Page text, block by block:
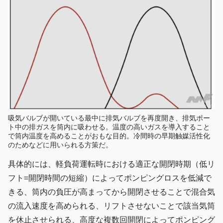
吸気バルブが開いている最中に排気バルブを再度開き、排気ポー
ト中の排ガスを筒内に吸わせる。温度の高いガスを導入すること
で筒内温度を高めることがおもな目的。冷間時の早期触媒活性化
のためなどに用いられる方策だ。
具体的には、軽負荷運転時における適正な開閉時期（低リ
フト=開閉時間の短縮）によってポンピングロスを低減で
きる、筒内の負圧が高まってから開閉させることで混合気
の流入速度を高められる、リフトさせないことで該当気筒
を休止させられる、高度な複数回開閉によってポンピング